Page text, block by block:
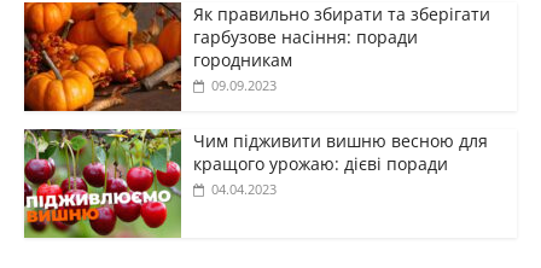
Як правильно збирати та зберігати
гарбузове насіння: поради
городникам
09.09.2023
Чим підживити вишню весною для
кращого урожаю: дієві поради
04.04.2023